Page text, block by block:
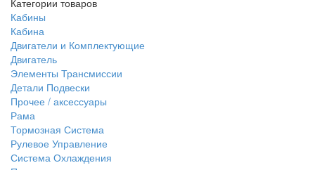
Кабины
Кабина
Двигатели и Комплектующие
Двигатель
Элементы Трансмиссии
Детали Подвески
Прочее / аксессуары
Рама
Тормозная Система
Рулевое Управление
Система Охлаждения